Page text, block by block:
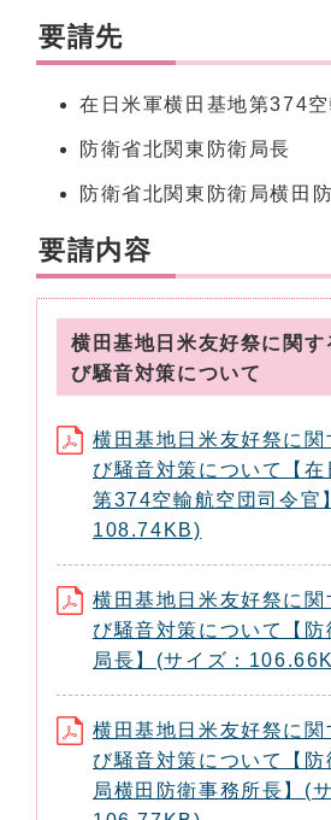
要請先
在日米軍横田基地第374
防衛省北関東防衛局長
防衛省北関東防衛局横田
要請内容
横田基地日米友好祭に関す
び騒音対策について
横田基地日米友好祭に関
び騒音対策について【
第374空輸航空団司令官
108.74KB)
横田基地日米友好祭に関
び騒音対策について【
局長】(サイズ：
横田基地日米友好祭に関
び騒音対策について【
局横田防衛事務所長】(サ